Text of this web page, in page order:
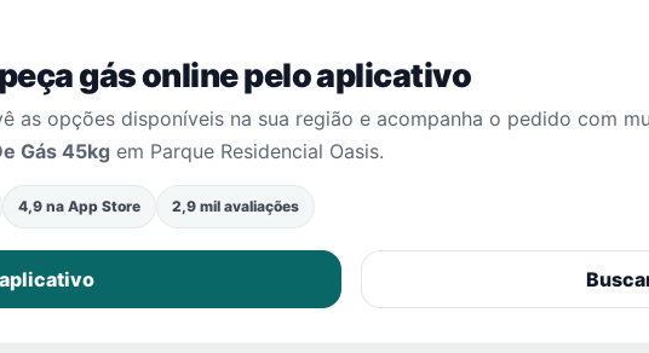
gás online pelo aplicativo
as opções disponíveis na sua região e acompanha o pedido com
Gás 45kg em Parque Residencial Oasis.
4,9 na App Store 2,9 mil avaliações